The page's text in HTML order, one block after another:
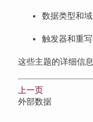
数据类型和域
触发器和重写
这些主题的详细信
上一页
外部数据